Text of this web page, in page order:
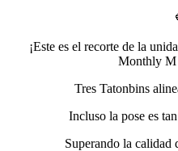
¡Este es el recorte de la
Monthly
Tres Tatonbins
Incluso la pose es
Superando la calidad